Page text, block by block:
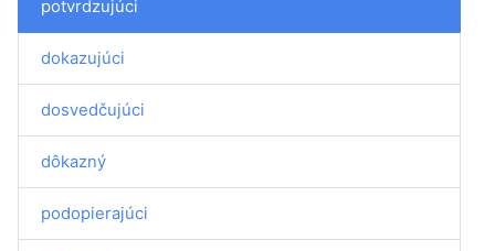
potvrdzujúci
dokazujúci
dosvedčujúci
dôkazný
podopierajúci